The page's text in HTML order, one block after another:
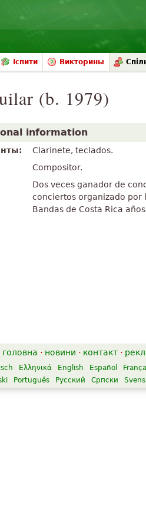
Іспити Викторины
(b. 1979)
information
Clarinete, teclados.
Compositor.
Dos veces ganador de
conciertos organizado por
Bandas de Costa Rica
головна · новини · контакт ·
Ελληνικά English Español
Português Русский Српски